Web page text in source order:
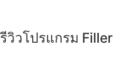
รีวิวโปรแกรม Filler